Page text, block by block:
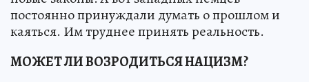
постоянно принуждали думать о прошлом и
каяться. Им труднее принять реальность.
МОЖЕТ ЛИ ВОЗРОДИТЬСЯ НАЦИЗМ?